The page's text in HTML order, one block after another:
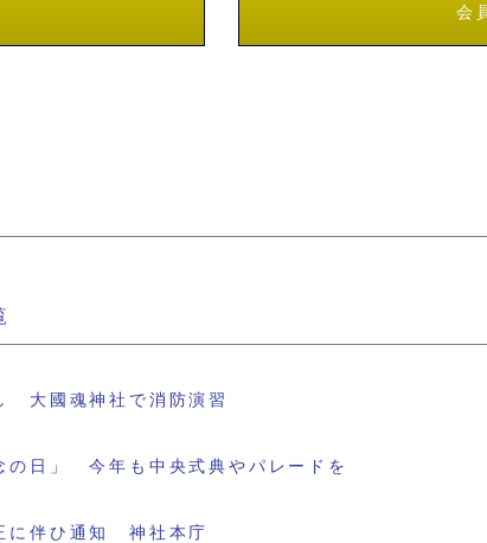
会
大國魂神社で消防演習
の日」 今年も中央式典やパレードを
に伴ひ通知 神社本庁